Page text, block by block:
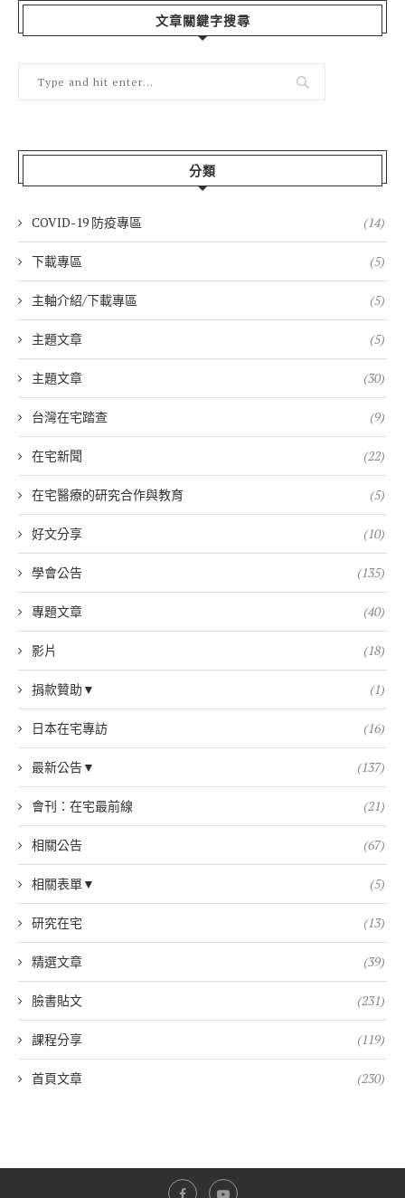
文章關鍵字搜尋
分類
COVID-19 防疫專區 (14)
下載專區 (5)
主軸介紹/下載專區 (5)
主題文章 (5)
主題文章 (30)
台灣在宅踏查 (9)
在宅新聞 (22)
在宅醫療的研究合作與教育 (5)
好文分享 (10)
學會公告 (135)
專題文章 (40)
影片 (18)
捐款贊助▼ (1)
日本在宅專訪 (16)
最新公告▼ (137)
會刊：在宅最前線 (21)
相關公告 (67)
相關表單▼ (5)
研究在宅 (13)
精選文章 (39)
臉書貼文 (231)
課程分享 (119)
首頁文章 (230)